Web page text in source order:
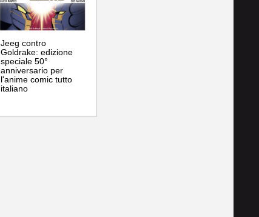
Jeeg contro
Goldrake: edizione
speciale 50°
anniversario per
l'anime comic tutto
italiano